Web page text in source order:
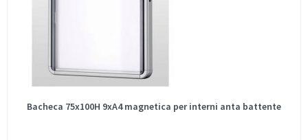
Bacheca 75x100H 9xA4 magnetica per interni anta battente